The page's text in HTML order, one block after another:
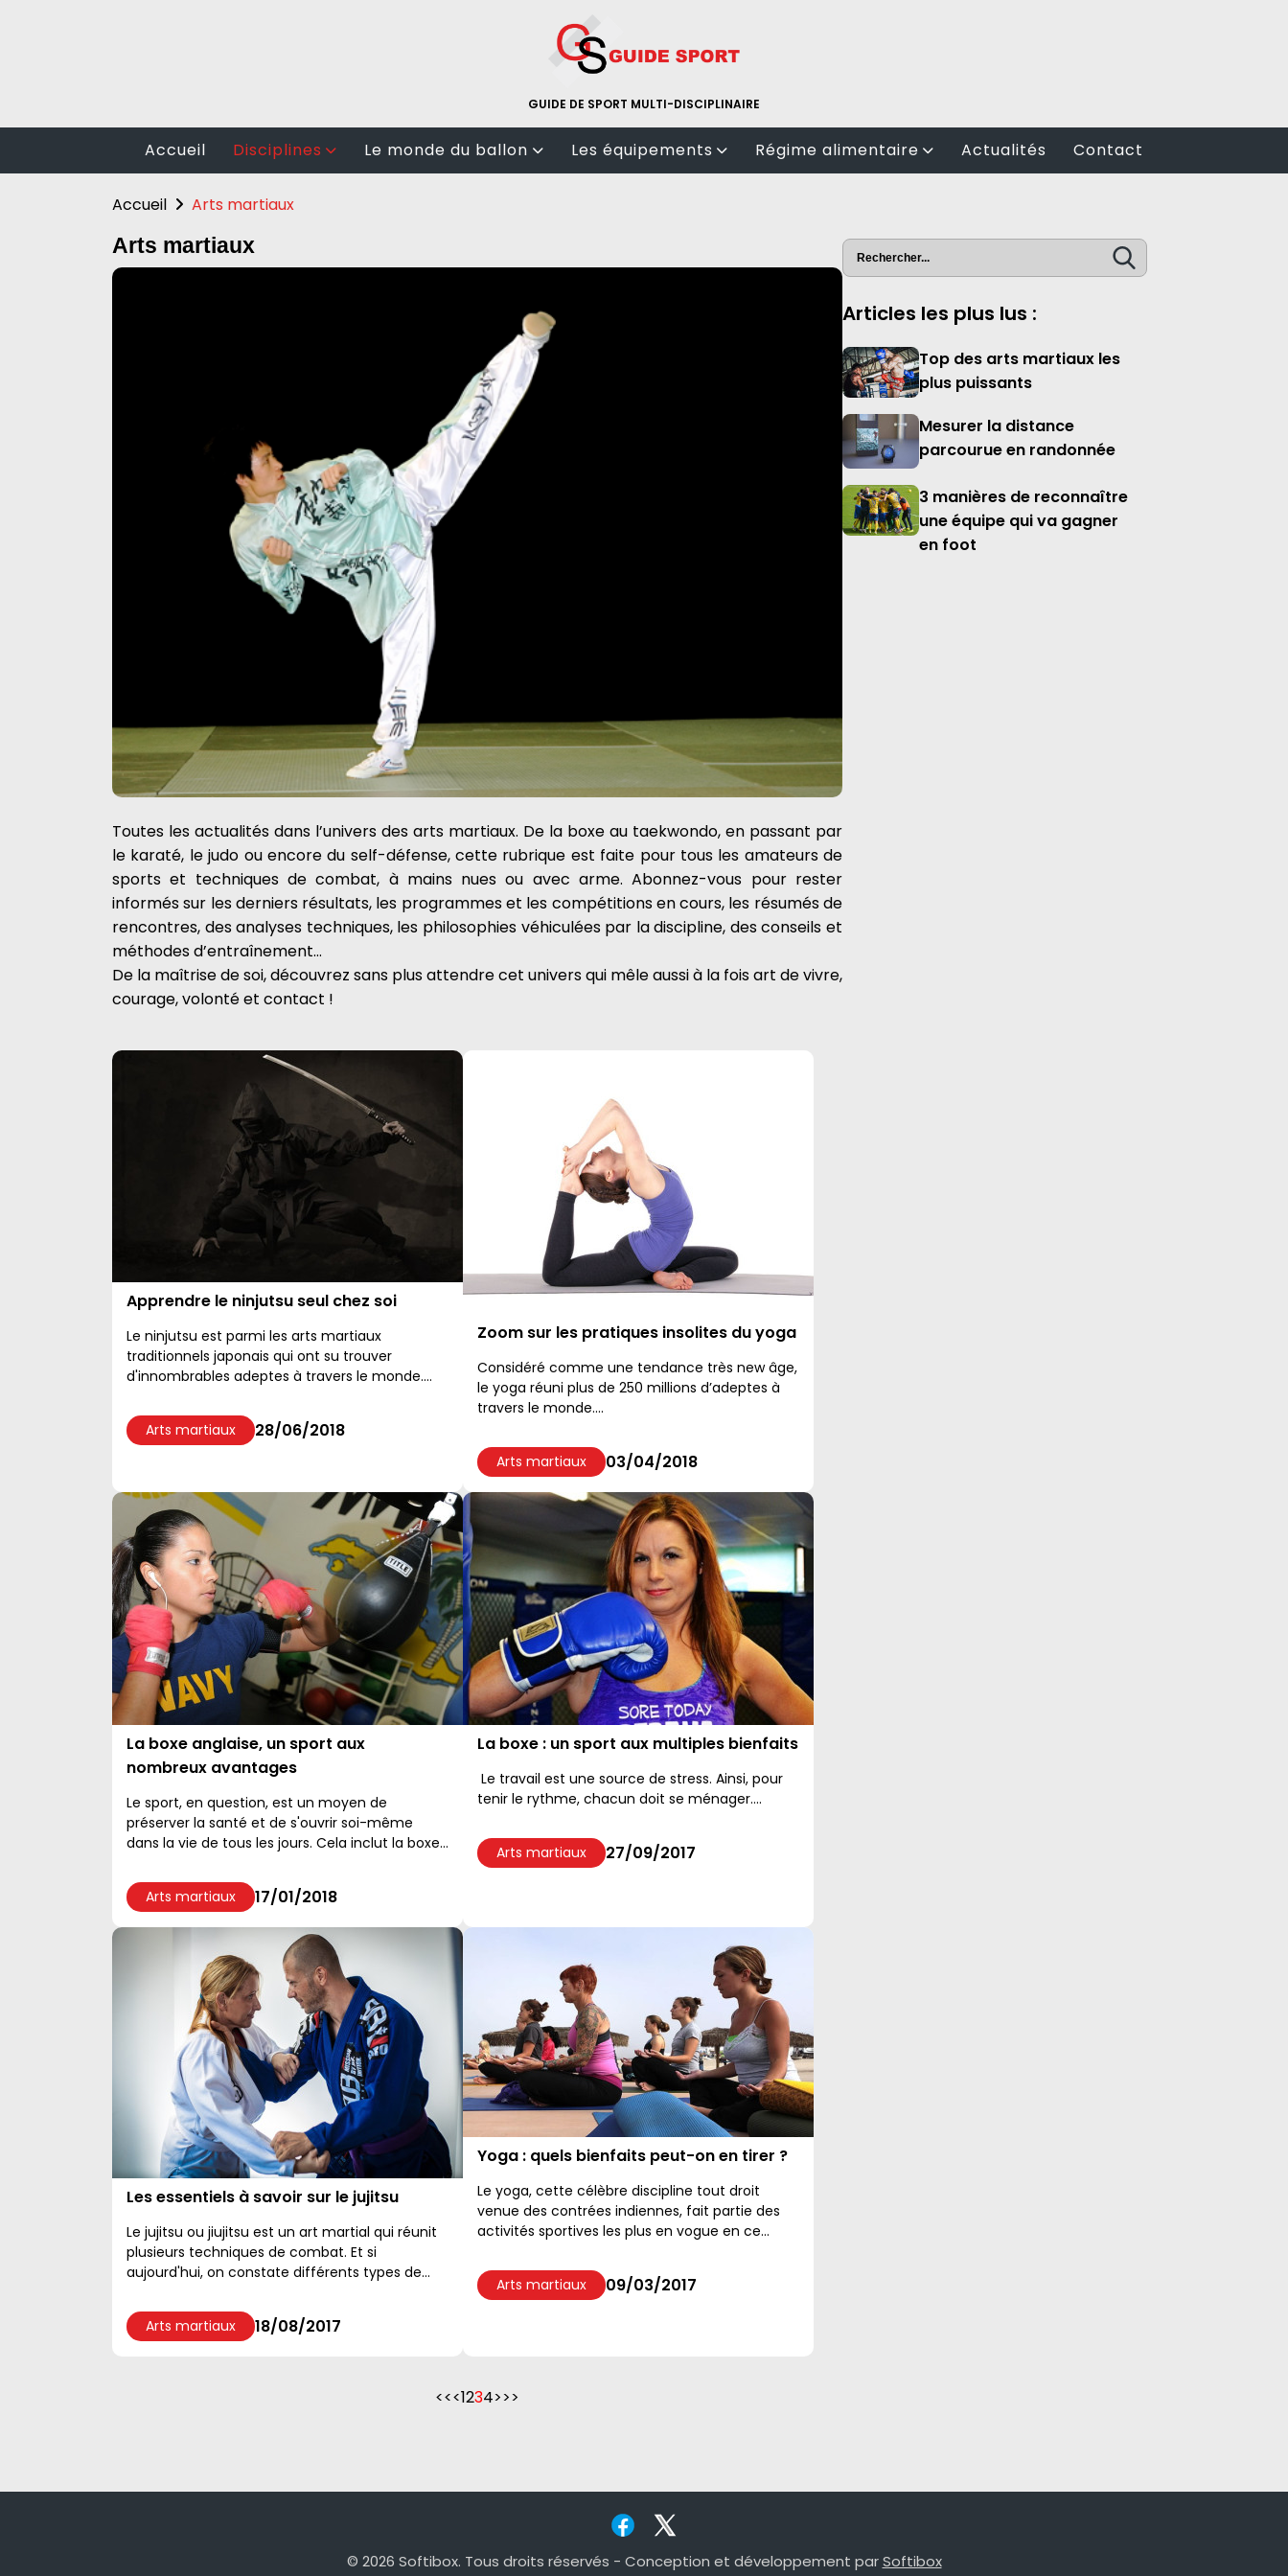
GUIDE DE SPORT MULTI-DISCIPLINAIRE
Accueil Disciplines
Randonnée
Cyclisme
Fitness
Le monde du ballon
Rugby
Les sports de raquette
Les équipements
test matériel
Régime alimentaire
Bio
Actualités Contact
Accueil Arts martiaux
Arts martiaux
Toutes les actualités dans l’univers des arts martiaux. De la boxe au taekwondo, en passant par
le karaté, le judo ou encore du self-défense, cette rubrique est faite pour tous les amateurs de
sports et techniques de combat, à mains nues ou avec arme. Abonnez-vous pour rester
informés sur les derniers résultats, les programmes et les compétitions en cours, les résumés de
rencontres, des analyses techniques, les philosophies véhiculées par la discipline, des conseils et
méthodes d’entraînement…
De la maîtrise de soi, découvrez sans plus attendre cet univers qui mêle aussi à la fois art de vivre,
courage, volonté et contact !
Apprendre le ninjutsu seul chez soi
Le ninjutsu est parmi les arts martiaux
traditionnels japonais qui ont su trouver
d'innombrables adeptes à travers le monde.
prétendre à la pratique de cet art martial
originaire du Japon....
Arts martiaux 28/06/2018
Zoom sur les pratiques insolites du yoga
Considéré comme une tendance très new âge,
le yoga réuni plus de 250 millions d’adeptes à
travers le monde....
Arts martiaux 03/04/2018
La boxe anglaise, un sport aux
nombreux avantages
Le sport, en question, est un moyen de
préserver la santé et de s'ouvrir soi-même
dans la vie de tous les jours. Cela inclut la boxe
Arts martiaux
17/01/2018
La boxe : un sport aux multiples bienfaits
Le travail est une source de stress. Ainsi, pour
tenir le rythme, chacun doit se ménager....
Arts martiaux 27/09/2017
Les essentiels à savoir sur le jujitsu
Le jujitsu ou jiujitsu est un art martial qui réunit
plusieurs techniques de combat. Et si
aujourd'hui, on constate différents types de
par les s...
Arts martiaux 18/08/2017
Yoga : quels bienfaits peut-on en tirer ?
Le yoga, cette célèbre discipline tout droit
venue des contrées indiennes, fait partie des
activités sportives les plus en vogue en ce
chaque année....
Arts martiaux 09/03/2017
<<<1234>>>
Articles les plus lus :
Top des arts martiaux les
plus puissants
Mesurer la distance
parcourue en randonnée
3 manières de reconnaître
une équipe qui va gagner
en foot
© 2026 Softibox. Tous droits réservés - Conception et développement parSoftibox